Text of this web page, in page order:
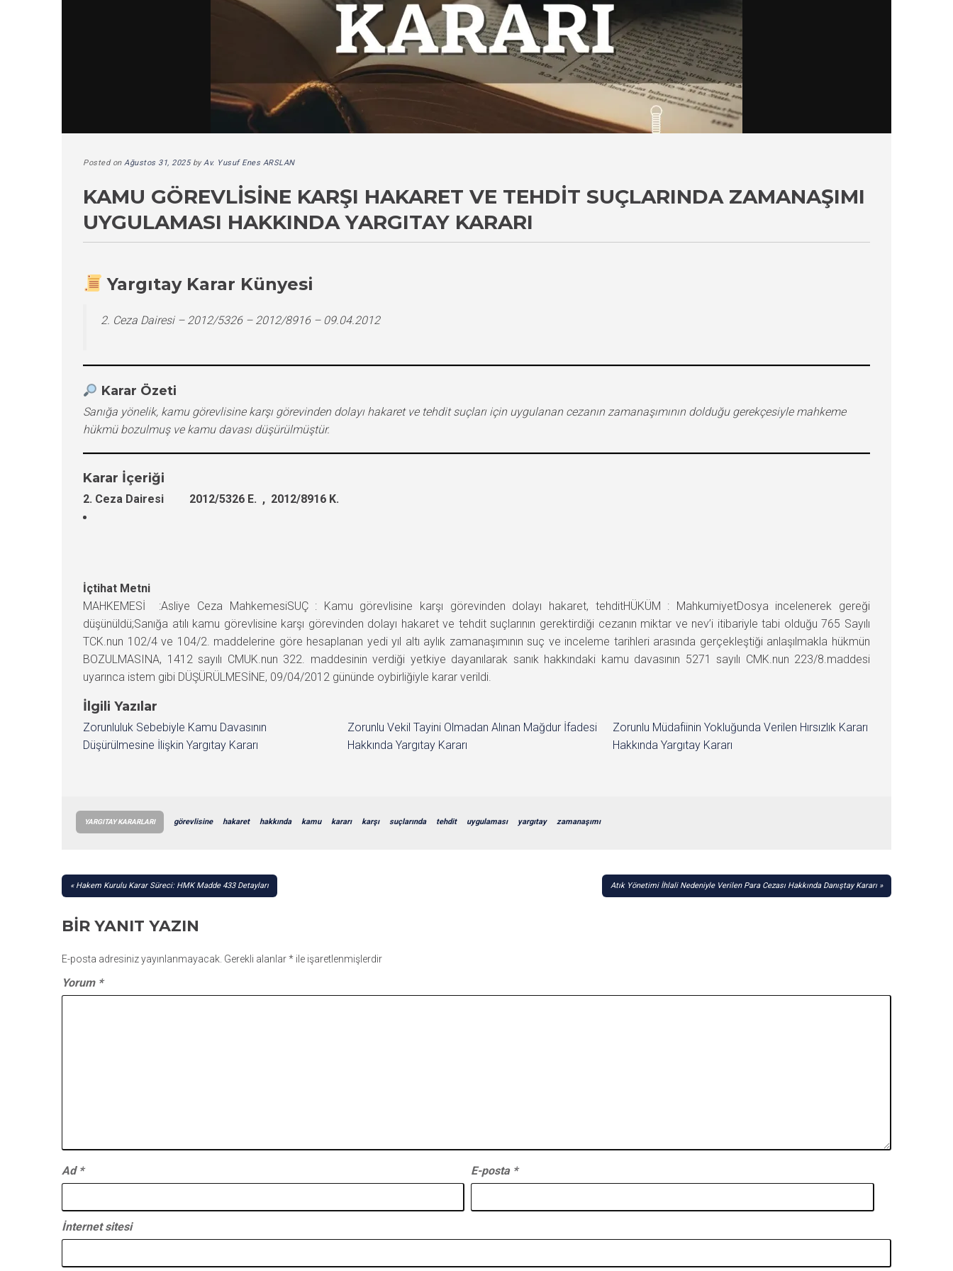
Posted on Ağustos 31, 2025byAv. Yusuf Enes ARSLAN
KAMU GÖREVLISINE KARŞI HAKARET VE TEHDIT SUÇLARINDA ZAMANAŞIMI
UYGULAMASI HAKKINDA YARGITAY KARARI
Yargıtay Karar Künyesi
2. Ceza Dairesi – 2012/5326 – 2012/8916 – 09.04.2012
Karar Özeti
Sanığa yönelik, kamu görevlisine karşı görevinden dolayı hakaret ve tehdit suçları için uygulanan cezanın zamanaşımının dolduğu gerekçesiyle mahkeme
hükmü bozulmuş ve kamu davası düşürülmüştür.
Karar İçeriği
2. Ceza Dairesi 2012/5326 E. , 2012/8916 K.
İçtihat Metni
MAHKEMESİ :Asliye Ceza MahkemesiSUÇ : Kamu görevlisine karşı görevinden dolayı hakaret, tehditHÜKÜM : MahkumiyetDosya incelenerek gereği
düşünüldü;Sanığa atılı kamu görevlisine karşı görevinden dolayı hakaret ve tehdit suçlarının gerektirdiği cezanın miktar ve nev’i itibariyle tabi olduğu 765 Sayılı
TCK.nun 102/4 ve 104/2. maddelerine göre hesaplanan yedi yıl altı aylık zamanaşımının suç ve inceleme tarihleri arasında gerçekleştiği anlaşılmakla hükmün
BOZULMASINA, 1412 sayılı CMUK.nun 322. maddesinin verdiği yetkiye dayanılarak sanık hakkındaki kamu davasının 5271 sayılı CMK.nun 223/8.maddesi
uyarınca istem gibi DÜŞÜRÜLMESİNE, 09/04/2012 gününde oybirliğiyle karar verildi.
İlgili Yazılar
Zorunluluk Sebebiyle Kamu Davasının
Düşürülmesine İlişkin Yargıtay Kararı
Zorunlu Vekil Tayini Olmadan Alınan Mağdur İfadesi
Hakkında Yargıtay Kararı
Zorunlu Müdafiinin Yokluğunda Verilen Hırsızlık Kararı
Hakkında Yargıtay Kararı
YARGITAY KARARLARI görevlisine hakaret hakkında kamu kararı karşı suçlarında tehdit uygulaması yargıtay zamanaşımı
YAZI
Hakem Kurulu Karar Süreci: HMK Madde 433 Detayları Atık Yönetimi İhlali Nedeniyle Verilen Para Cezası Hakkında Danıştay Kararı
BIR YANIT YAZIN
E-posta adresiniz yayınlanmayacak. Gerekli alanlar* ile işaretlenmişlerdir
Yorum *
Ad * E-posta *
İnternet sitesi